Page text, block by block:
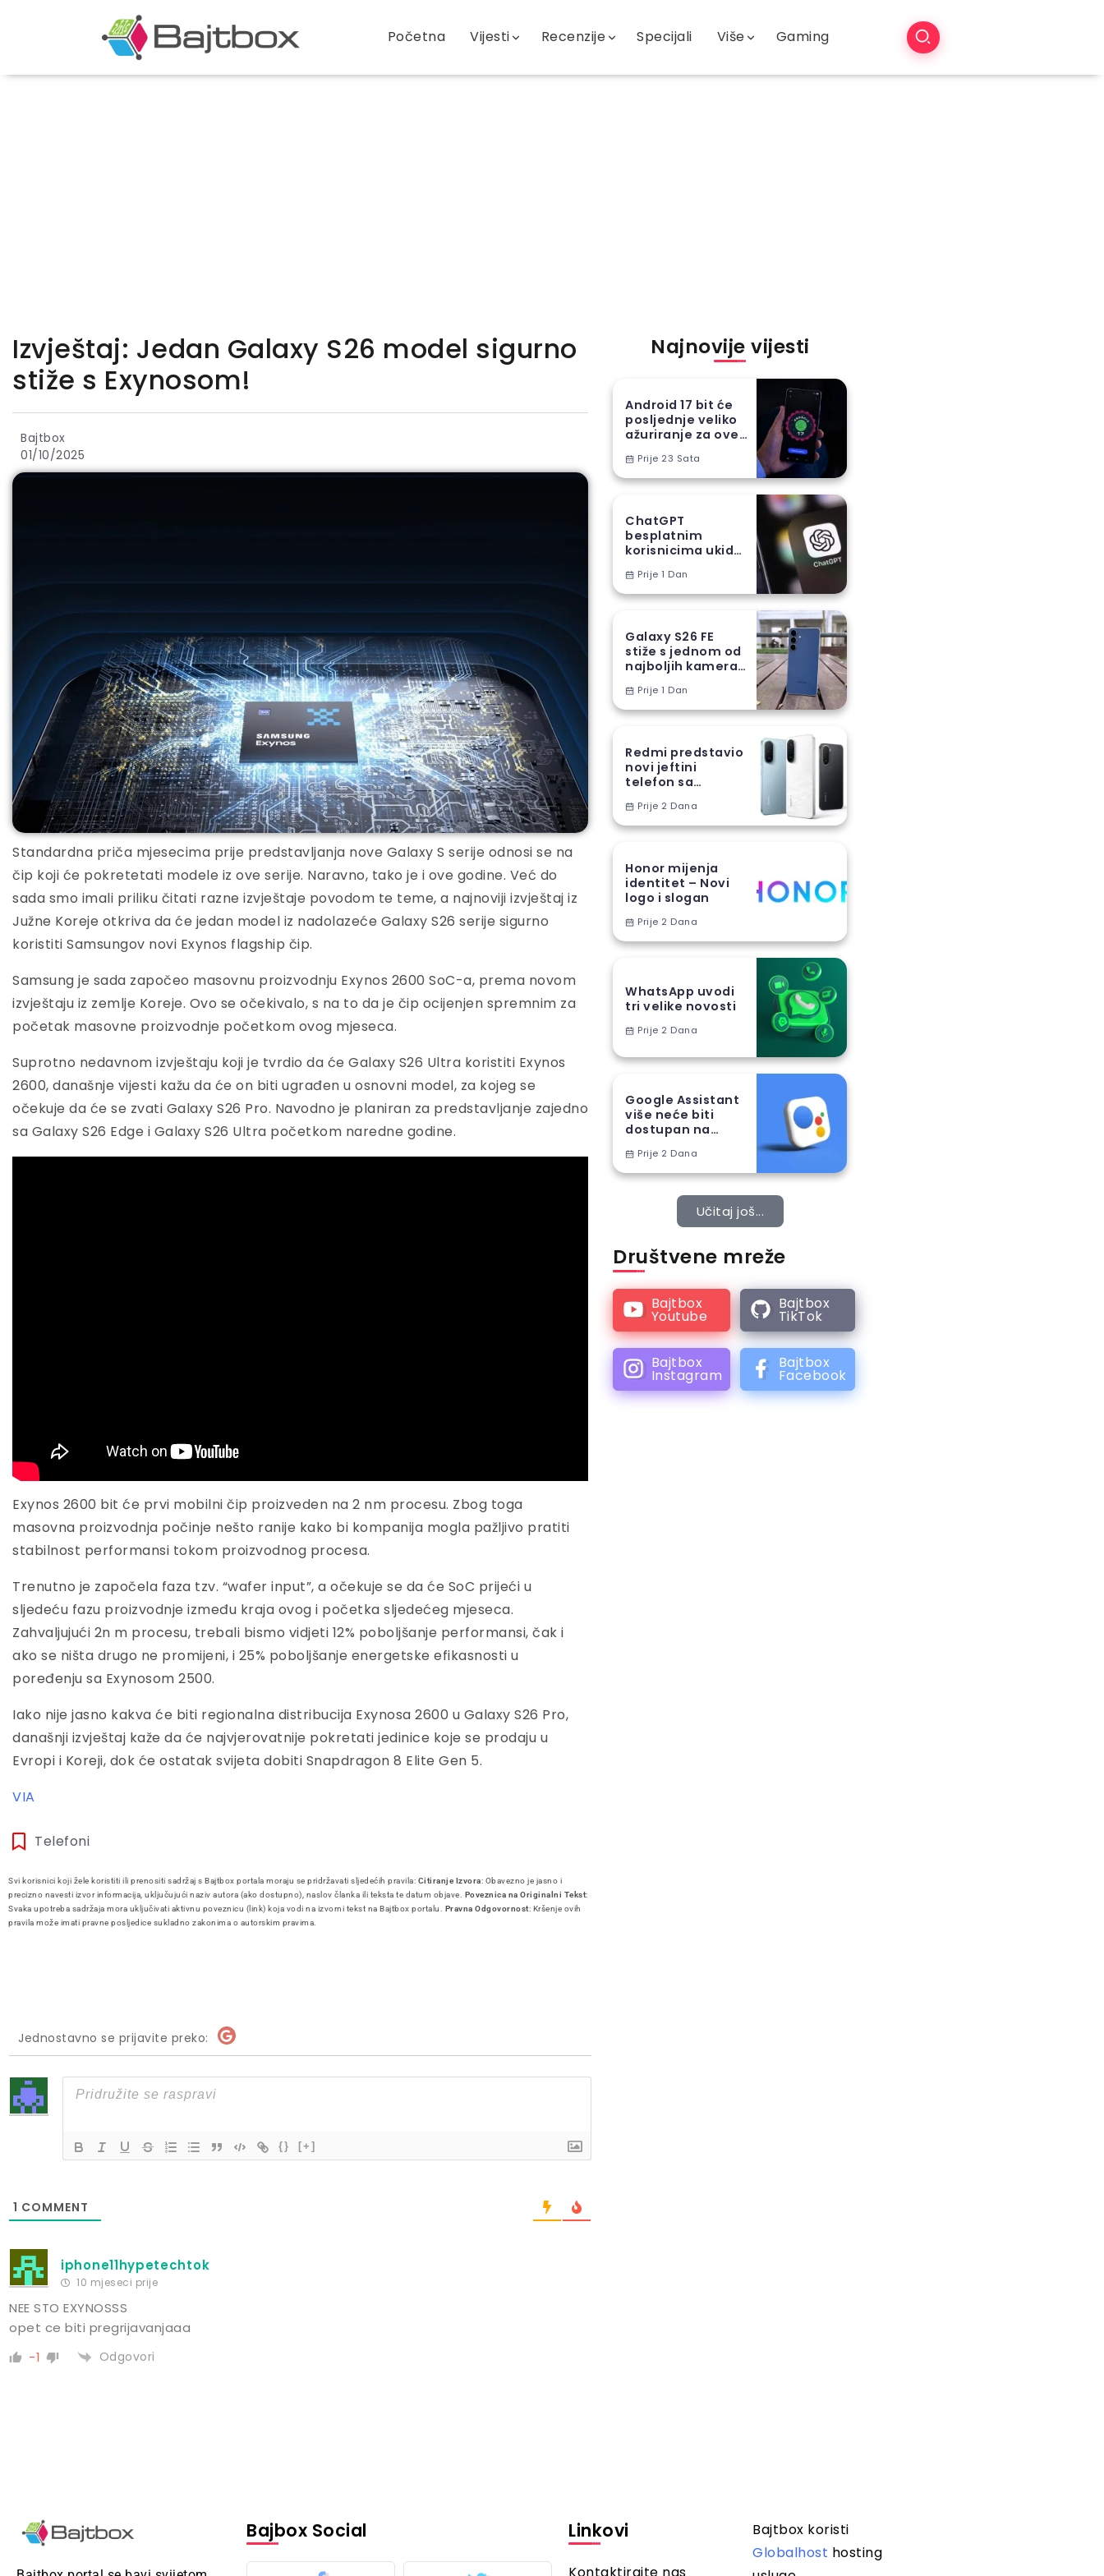
Početna Vijesti Recenzije Specijali Više Gaming
Izvještaj: Jedan Galaxy S26 model sigurno
stiže s Exynosom!
Bajtbox
01/10/2025
Standardna priča mjesecima prije predstavljanja nove Galaxy S serije odnosi se na
čip koji će pokretetati modele iz ove serije. Naravno, tako je i ove godine. Već do
sada smo imali priliku čitati razne izvještaje povodom te teme, a najnoviji izvještaj iz
Južne Koreje otkriva da će jedan model iz nadolazeće Galaxy S26 serije sigurno
koristiti Samsungov novi Exynos flagship čip.
Samsung je sada započeo masovnu proizvodnju Exynos 2600 SoC-a, prema novom
izvještaju iz zemlje Koreje. Ovo se očekivalo, s na to da je čip ocijenjen spremnim za
početak masovne proizvodnje početkom ovog mjeseca.
Suprotno nedavnom izvještaju koji je tvrdio da će Galaxy S26 Ultra koristiti Exynos
2600, današnje vijesti kažu da će on biti ugrađen u osnovni model, za kojeg se
očekuje da će se zvati Galaxy S26 Pro. Navodno je planiran za predstavljanje zajedno
sa Galaxy S26 Edge i Galaxy S26 Ultra početkom naredne godine.
Exynos 2600 bit će prvi mobilni čip proizveden na 2 nm procesu. Zbog toga
masovna proizvodnja počinje nešto ranije kako bi kompanija mogla pažljivo pratiti
stabilnost performansi tokom proizvodnog procesa.
Trenutno je započela faza tzv. “wafer input”, a očekuje se da će SoC prijeći u
sljedeću fazu proizvodnje između kraja ovog i početka sljedećeg mjeseca.
Zahvaljujući 2n m procesu, trebali bismo vidjeti 12% poboljšanje performansi, čak i
ako se ništa drugo ne promijeni, i 25% poboljšanje energetske efikasnosti u
poređenju sa Exynosom 2500.
Iako nije jasno kakva će biti regionalna distribucija Exynosa 2600 u Galaxy S26 Pro,
današnji izvještaj kaže da će najvjerovatnije pokretati jedinice koje se prodaju u
Evropi i Koreji, dok će ostatak svijeta dobiti Snapdragon 8 Elite Gen 5.
VIA
Telefoni
Najnovije vijesti
Android 17 bit će
posljednje veliko
ažuriranje za ove
Prije 23 Sata
ChatGPT
besplatnim
korisnicima ukida
ograničenja
Prije 1 Dan
Galaxy S26 FE
stiže s jednom od
najboljih kamera
serije
Prije 1 Dan
Redmi predstavio
novi jeftini
telefon sa
baterijom
Prije 2 Dana
Honor mijenja
identitet – Novi
logo i slogan
Prije 2 Dana
WhatsApp uvodi
tri velike novosti
Prije 2 Dana
Google Assistant
više neće biti
dostupan na
telefonima
Prije 2 Dana
Učitaj još...
Društvene mreže
Bajtbox
Youtube
Bajtbox
TikTok
Bajtbox
Instagram
Bajtbox
Facebook
Svi korisnici koji žele koristiti ili prenositi sadržaj s Bajtbox portala moraju se pridržavati sljedećih pravila: Citiranje Izvora: Obavezno je jasno i
precizno navesti izvor informacija, uključujući naziv autora (ako dostupno), naslov članka ili teksta te datum objave. Poveznica na Originalni Tekst:
Svaka upotreba sadržaja mora uključivati aktivnu poveznicu (link) koja vodi na izvorni tekst na Bajtbox portalu. Pravna Odgovornost: Kršenje ovih
pravila može imati pravne posljedice sukladno zakonima o autorskim pravima.
Jednostavno se prijavite preko:
{} [+]
1 COMMENT
iphone11hypetechtok
10 mjeseci prije
NEE STO EXYNOSSS
opet ce biti pregrijavanjaaa
-1 Odgovori
Bajbox Social Linkovi
Bajtbox koristi
Globalhost hosting